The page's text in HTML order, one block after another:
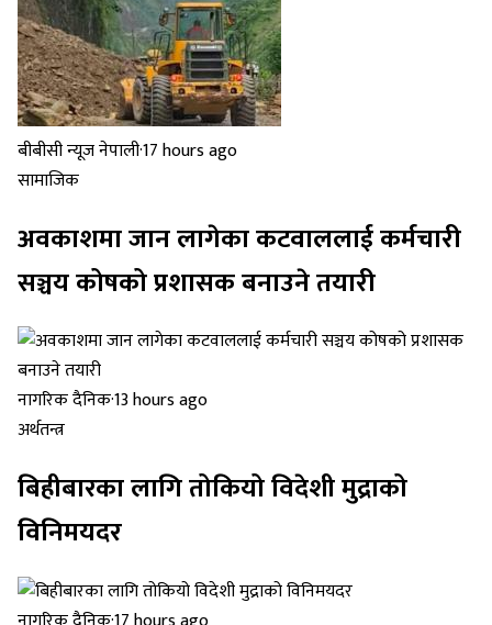
बीबीसी न्यूज नेपाली·17 hours ago
सामाजिक
अवकाशमा जान लागेका कटवाललाई कर्मचारी
सञ्चय कोषको प्रशासक बनाउने तयारी
नागरिक दैनिक·13 hours ago
अर्थतन्त्र
बिहीबारका लागि तोकियो विदेशी मुद्राको
विनिमयदर